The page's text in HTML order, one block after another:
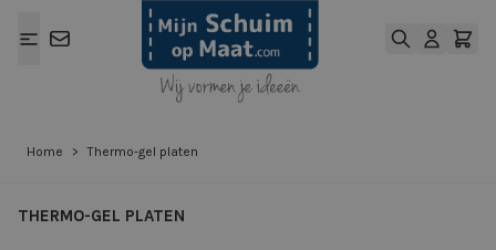
Home > Thermo-gel platen
THERMO-GEL PLATEN